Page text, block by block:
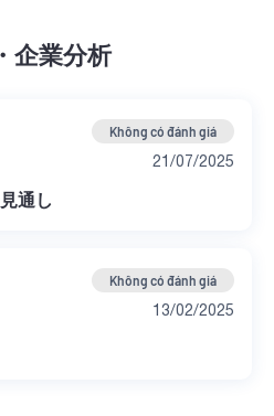
企業分析
Không có đánh giá
21/07/2025
通し
Không có đánh giá
13/02/2025